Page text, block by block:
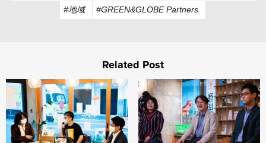
#地域
#GREEN&GLOBE Partners
Related Post
環境・社会課題解決に向け、オープンな学びと共創の場で
コミュニティを取り戻そう